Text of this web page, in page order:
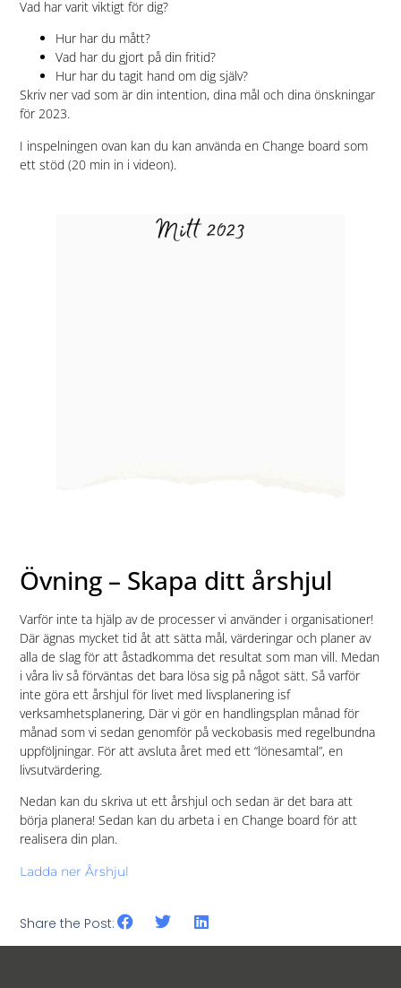
Vad har varit viktigt för dig?
Hur har du mått?
Vad har du gjort på din fritid?
Hur har du tagit hand om dig själv?
Skriv ner vad som är din intention, dina mål och dina önskningar
för 2023.
I inspelningen ovan kan du kan använda en Change board som
ett stöd (20 min in i videon).
Övning – Skapa ditt årshjul
Varför inte ta hjälp av de processer vi använder i organisationer!
Där ägnas mycket tid åt att sätta mål, värderingar och planer av
alla de slag för att åstadkomma det resultat som man vill. Medan
i våra liv så förväntas det bara lösa sig på något sätt. Så varför
inte göra ett årshjul för livet med livsplanering isf
verksamhetsplanering, Där vi gör en handlingsplan månad för
månad som vi sedan genomför på veckobasis med regelbundna
uppföljningar. För att avsluta året med ett “lönesamtal”, en
livsutvärdering.
Nedan kan du skriva ut ett årshjul och sedan är det bara att
börja planera! Sedan kan du arbeta i en Change board för att
realisera din plan.
Ladda ner Årshjul
Share the Post: